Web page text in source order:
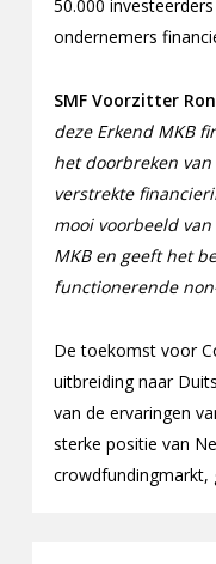
50.000
ondernemers
SMF Voorzitter
deze Erkend MKB
het doorbreken
verstrekte
mooi voorbeeld
MKB en geeft het
functionerende
De toekomst voor
uitbreiding naar
van de ervaringen
sterke positie van
crowdfundingmarkt,